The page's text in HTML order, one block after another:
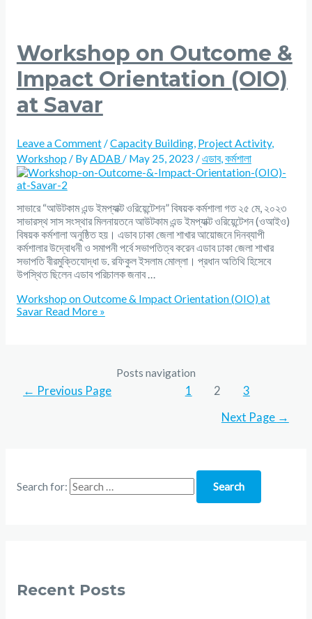
Workshop on Outcome &
Impact Orientation (OIO)
at Savar
Leave a Comment/Capacity Building, Project Activity,
Workshop / ByADAB / May 25, 2023 /এডাব,কর্মশালা
সাভারে “আউটকাম এন্ড ইমপ্যাক্ট ওরিয়েন্টেশন” বিষয়ক কর্মশালা গত ২৫ মে, ২০২৩
সাভারস্থ সাস সংস্থার মিলনায়তনে আউটকাম এন্ড ইমপ্যাক্ট ওরিয়েন্টেশন (ওআইও)
বিষয়ক কর্মশালা অনুষ্ঠিত হয়। এডাব ঢাকা জেলা শাখার আয়োজনে দিনব্যাপী
কর্মশালার উদ্বোধনী ও সমাপনী পর্বে সভাপতিত্ব করেন এডাব ঢাকা জেলা শাখার
সভাপতি বীরমুক্তিযোদ্ধা ড. রফিকুল ইসলাম মোল্লা। প্রধান অতিথি হিসেবে
উপস্থিত ছিলেন এডাব পরিচালক জনাব …
Workshop on Outcome & Impact Orientation (OIO) at
SavarRead More »
Posts navigation
← Previous Page 1 2
3
Next Page →
Search for:
Recent Posts